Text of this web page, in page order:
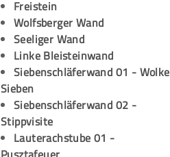
Freistein
Wolfsberger Wand
Seeliger Wand
Linke Bleisteinwand
Siebenschläferwand 01 - Wolke
Sieben
Siebenschläferwand 02 -
Stippvisite
Lauterachstube 01 -